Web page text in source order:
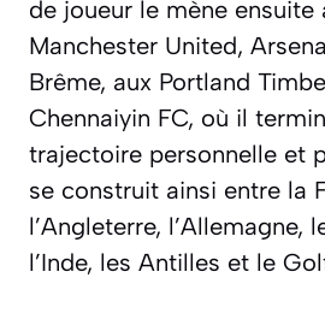
de joueur le mène ensuite
Manchester United,
Brême, aux Portland
Chennaiyin FC, où il
trajectoire personnelle et
se construit ainsi entre la
l’Angleterre, l’Allemagne,
l’Inde, les Antilles et le